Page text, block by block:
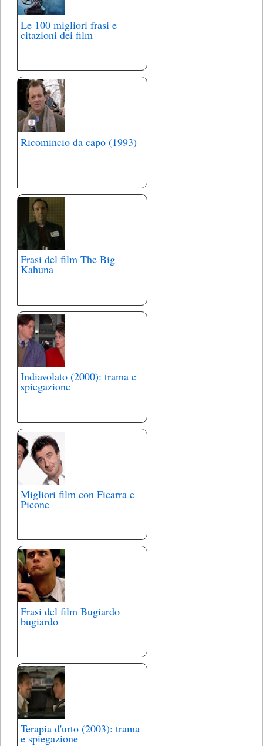
Le 100 migliori frasi e
citazioni dei film
Ricomincio da capo (1993)
Frasi del film The Big
Kahuna
Indiavolato (2000): trama e
spiegazione
Migliori film con Ficarra e
Picone
Frasi del film Bugiardo
bugiardo
Terapia d'urto (2003): trama
e spiegazione